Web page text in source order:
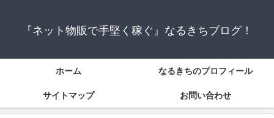
『ネット物販で手堅く稼ぐ』なるきちブログ！
ホーム なるきちのプロフィール
サイトマップ お問い合わせ